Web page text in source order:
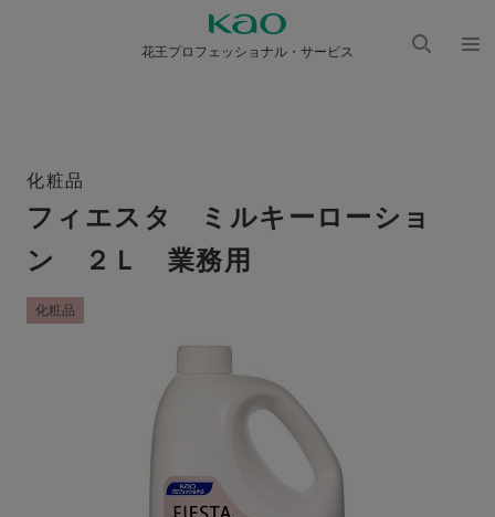
花王プロフェッショナル・サービス
化粧品
フィエスタ ミルキーローショ
ン ２Ｌ 業務用
化粧品